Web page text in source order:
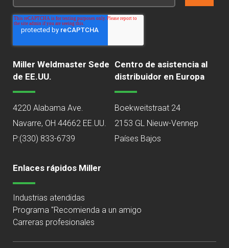
Miller Weldmaster Sede
de EE.UU.
4220 Alabama Ave.
Navarre, OH 44662 EE.UU.
P:(330) 833-6739
Centro de asistencia al
distribuidor en Europa
Boekweitstraat 24
2153 GL Nieuw-Vennep
Países Bajos
Enlaces rápidos Miller
Industrias atendidas
Programa "Recomienda a un amigo
Carreras profesionales